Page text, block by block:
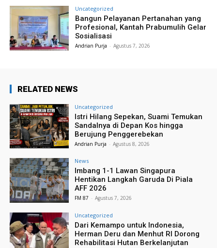
Uncategorized
Bangun Pelayanan Pertanahan yang
Profesional, Kantah Prabumulih Gelar
Sosialisasi
Andrian Purja - Agustus 7, 2026
RELATED NEWS
Uncategorized
Istri Hilang Sepekan, Suami Temukan
Sandalnya di Depan Kos hingga
Berujung Penggerebekan
Andrian Purja - Agustus 8, 2026
News
Imbang 1-1 Lawan Singapura
Hentikan Langkah Garuda Di Piala
AFF 2026
FM 87 - Agustus 7, 2026
Uncategorized
Dari Kemampo untuk Indonesia,
Herman Deru dan Menhut RI Dorong
Rehabilitasi Hutan Berkelanjutan